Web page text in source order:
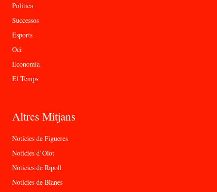
Política
Successos
Esports
Oci
Economia
El Temps
Altres Mitjans
Notícies de Figueres
Notícies d’Olot
Notícies de Ripoll
Notícies de Blanes